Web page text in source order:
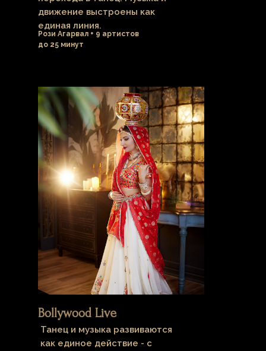
движение выстроены как
единая линия.
Танец и музыка развиваются
как единое действие - с
Bollywood Live
Рози Агарвал + 9 артистов
до 25 минут